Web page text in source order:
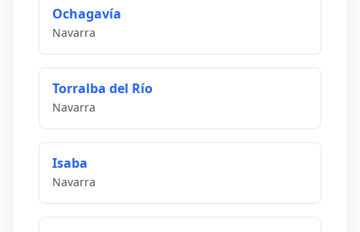
Ochagavía
Navarra
Torralba del Río
Navarra
Isaba
Navarra